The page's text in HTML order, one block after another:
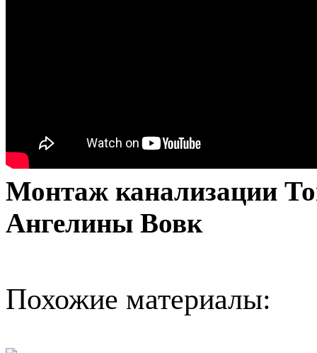
Монтаж канализации
Ангелины Вовк
Похожие материалы: